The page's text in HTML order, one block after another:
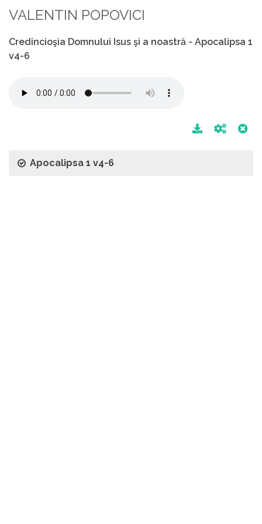
VALENTIN POPOVICI
Credincioşia Domnului Isus şi a noastră - Apocalipsa 1
v4-6
Apocalipsa 1 v4-6